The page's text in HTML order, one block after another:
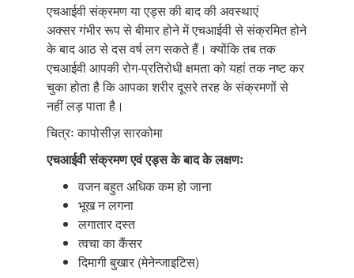
एचआईवी संक्रमण या एड्स की बाद की अवस्थाएं
अक्सर गंभीर रूप से बीमार होने में एचआईवी से संक्रमित होने
के बाद आठ से दस वर्ष लग सकते हैं। क्योंकि तब तक
एचआईवी आपकी रोग-प्रतिरोधी क्षमता को यहां तक नष्ट कर
चुका होता है कि आपका शरीर दूसरे तरह के संक्रमणों से
नहीं लड़ पाता है।
चित्रः कापोसीज़ सारकोमा
एचआईवी संक्रमण एवं एड्स के बाद के लक्षणः
वजन बहुत अधिक कम हो जाना
भूख न लगना
लगातार दस्त
त्वचा का कैंसर
दिमागी बुखार (मेनेन्जाइटिस)